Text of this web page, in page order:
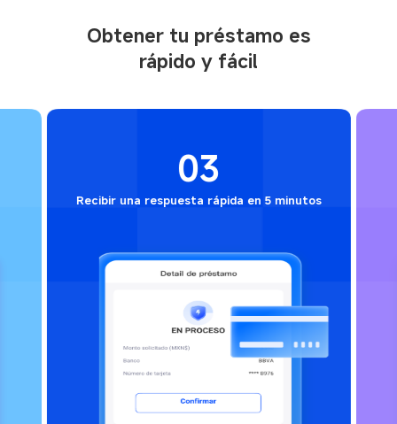
Obtener tu préstamo es
rápido y fácil
03
Recibir una respuesta rápida en 5 minutos